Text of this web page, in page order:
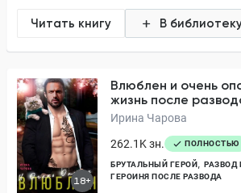
Читать книгу В
18+
Влюблен и очень
жизнь после
Ирина Чарова
262.1K зн.
ПОЛНОСТЬЮ
БРУТАЛЬНЫЙ ГЕРОЙ
РАЗВОД
ГЕРОИНЯ ПОСЛЕ РАЗВОДА